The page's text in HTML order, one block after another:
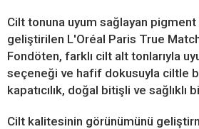
Cilt tonuna uyum sağlayan
geliştirilen L'Oréal Paris True
Fondöten, farklı cilt alt tonlarıyla
seçeneği ve hafif dokusuyla ciltle
kapatıcılık, doğal bitişli ve sağlıklı
Cilt kalitesinin görünümünü